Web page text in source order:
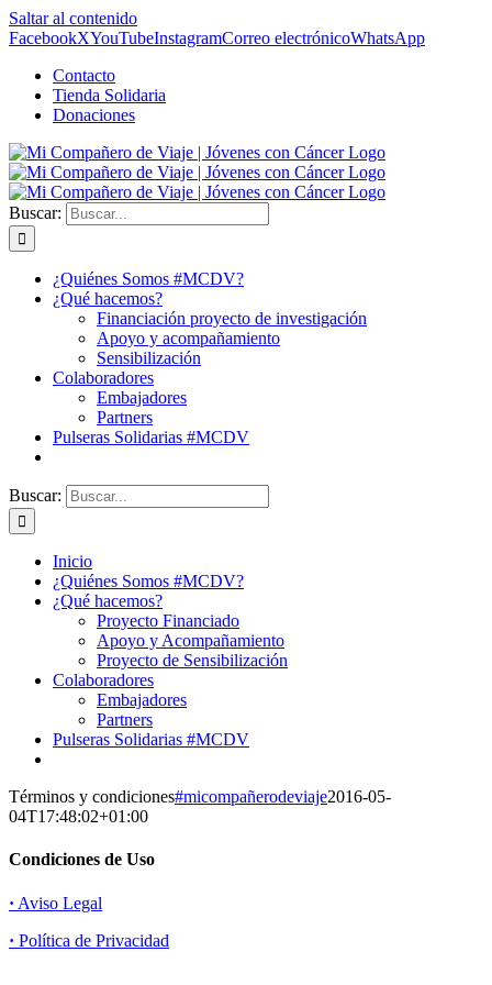
Saltar al contenido
FacebookXYouTubeInstagramCorreo electrónicoWhatsApp
Contacto
Tienda Solidaria
Donaciones
Buscar:
¿Quiénes Somos #MCDV?
¿Qué hacemos?
Financiación proyecto de investigación
Apoyo y acompañamiento
Sensibilización
Colaboradores
Embajadores
Partners
Pulseras Solidarias #MCDV
Buscar:
Inicio
¿Quiénes Somos #MCDV?
¿Qué hacemos?
Proyecto Financiado
Apoyo y Acompañamiento
Proyecto de Sensibilización
Colaboradores
Embajadores
Partners
Pulseras Solidarias #MCDV
Términos y condiciones#micompañerodeviaje2016-05-
04T17:48:02+01:00
Condiciones de Uso
· Aviso Legal
· Política de Privacidad